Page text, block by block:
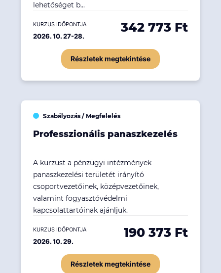
lehetőséget b...
KURZUS IDŐPONTJA
2026. 10. 27-28.
342 773 Ft
Részletek megtekintése
Szabályozás / Megfelelés
Professzionális panaszkezelés
A kurzust a pénzügyi intézmények
panaszkezelési területét irányító
csoportvezetőinek, középvezetőinek,
valamint fogyasztóvédelmi
kapcsolattartóinak ajánljuk.
KURZUS IDŐPONTJA
2026. 10. 29.
190 373 Ft
Részletek megtekintése